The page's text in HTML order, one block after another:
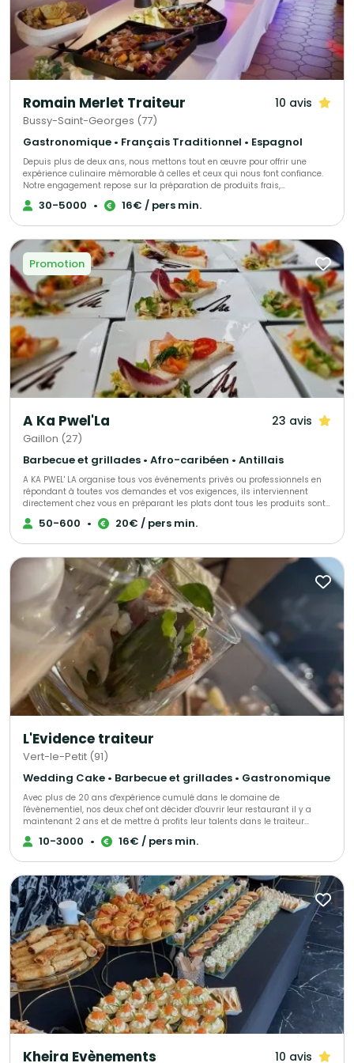
Romain Merlet Traiteur 10 avis
Bussy-Saint-Georges (77)
Gastronomique • Français Traditionnel • Espagnol
Depuis plus de deux ans, nous mettons tout en œuvre pour offrir une
expérience culinaire mémorable à celles et ceux qui nous font confiance.
Notre engagement repose sur la préparation de produits frais,
majoritairement sélectionnés auprès de producteurs locaux, afin de
garantir une qualité irréprochable. En tant que traiteur pour particuliers et
30-5000 • 16€ / pers min.
Promotion
A Ka Pwel'La 23 avis
Gaillon (27)
Barbecue et grillades • Afro-caribéen • Antillais
A KA PWEL' LA organise tous vos événements privés ou professionnels en
répondant à toutes vos demandes et vos exigences, ils interviennent
directement chez vous en préparant les plats dont tous les produits sont
frais et antillais. Tout est personnalisable et ajustable selon vos envies.
50-600 • 20€ / pers min.
L'Evidence traiteur
Vert-le-Petit (91)
Wedding Cake • Barbecue et grillades • Gastronomique
Avec plus de 20 ans d'expérience cumulé dans le domaine de
l'évènementiel, nos deux chef ont décider d'ouvrir leur restaurant il y a
maintenant 2 ans et de mettre à profits leur talents dans le traiteur
évènementiel afin de vous accompagner lors de vos évènements.
10-3000 • 16€ / pers min.
Kheira Evènements 10 avis